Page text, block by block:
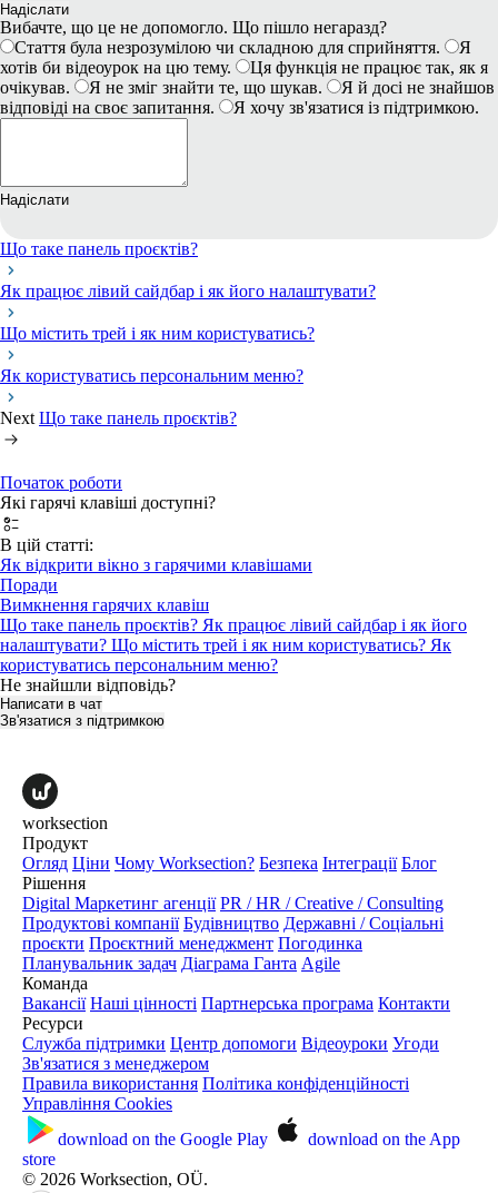
Надіслати
Вибачте, що це не допомогло. Що пішло негаразд?
Стаття була незрозумілою чи складною для сприйняття.
Я
хотів би відеоурок на цю тему.
Ця функція не працює так, як я
очікував.
Я не зміг знайти те, що шукав.
Я й досі не знайшов
відповіді на своє запитання.
Я хочу зв'язатися із підтримкою.
Надіслати
Що таке панель проєктів?
Як працює лівий сайдбар і як його налаштувати?
Що містить трей і як ним користуватись?
Як користуватись персональним меню?
Next Що таке панель проєктів?
Початок роботи
Які гарячі клавіші доступні?
В цій статті:
Як відкрити вікно з гарячими клавішами
Поради
Вимкнення гарячих клавіш
Що таке панель проєктів? Як працює лівий сайдбар і як його
налаштувати? Що містить трей і як ним користуватись? Як
користуватись персональним меню?
Не знайшли відповідь?
Написати в чат
Зв'язатися з підтримкою
worksection
Продукт
Огляд Ціни Чому Worksection? Безпека Інтеграції Блог
Рішення
Digital Маркетинг агенції PR / HR / Creative / Consulting
Продуктові компанії Будівництво Державні / Соціальні
проєкти Проєктний менеджмент Погодинка
Планувальник задач Діаграма Ганта Agile
Команда
Вакансії Наші цінності Партнерська програма Контакти
Ресурси
Служба підтримки Центр допомоги Відеоуроки Угоди
Зв'язатися з менеджером
Правила використання Політика конфіденційності
Управління Cookies
download on the Google Play download on the App
store
© 2026 Worksection, OÜ.